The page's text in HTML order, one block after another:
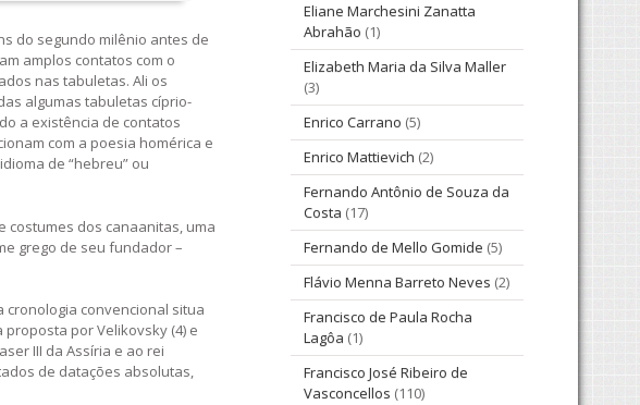
do segundo milênio antes de
amplos contatos com o
nas tabuletas. Ali os
algumas tabuletas cíprio-
a existência de contatos
com a poesia homérica e
de “hebreu” ou
costumes dos canaanitas, uma
grego de seu fundador –
cronologia convencional situa
por Velikovsky (4) e
III da Assíria e ao rei
de datações absolutas,
Eliane Marchesini Zanatta
Abrahão (1)
Elizabeth Maria da Silva Maller
(3)
Enrico Carrano (5)
Enrico Mattievich (2)
Fernando Antônio de Souza da
Costa (17)
Fernando de Mello Gomide (5)
Flávio Menna Barreto Neves (2)
Francisco de Paula Rocha
Lagôa (1)
Francisco José Ribeiro de
Vasconcellos (110)